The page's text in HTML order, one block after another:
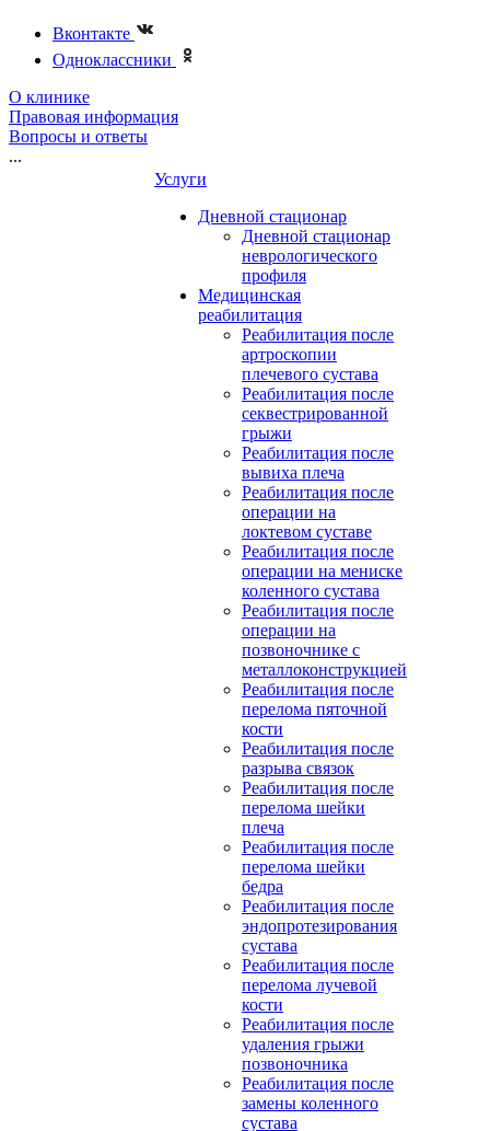
Вконтакте
Одноклассники
О клинике
Правовая информация
Вопросы и ответы
...
Услуги
Дневной стационар
Дневной стационар
неврологического
профиля
Медицинская
реабилитация
Реабилитация после
артроскопии
плечевого сустава
Реабилитация после
секвестрированной
грыжи
Реабилитация после
вывиха плеча
Реабилитация после
операции на
локтевом суставе
Реабилитация после
операции на мениске
коленного сустава
Реабилитация после
операции на
позвоночнике с
металлоконструкцией
Реабилитация после
перелома пяточной
кости
Реабилитация после
разрыва связок
Реабилитация после
перелома шейки
плеча
Реабилитация после
перелома шейки
бедра
Реабилитация после
эндопротезирования
сустава
Реабилитация после
перелома лучевой
кости
Реабилитация после
удаления грыжи
позвоночника
Реабилитация после
замены коленного
сустава